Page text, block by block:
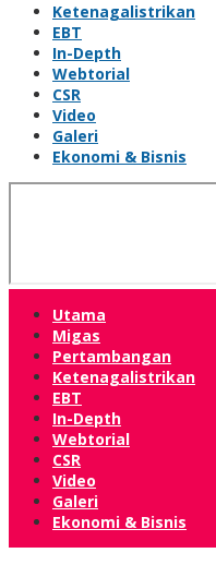
Ketenagalistrikan
EBT
In-Depth
Webtorial
CSR
Video
Galeri
Ekonomi & Bisnis
Utama
Migas
Pertambangan
Ketenagalistrikan
EBT
In-Depth
Webtorial
CSR
Video
Galeri
Ekonomi & Bisnis